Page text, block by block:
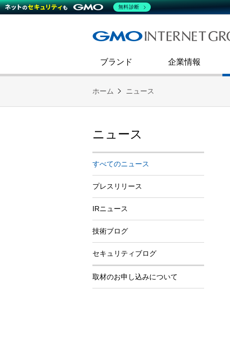
ブランド
企業情報
会社概要
技術ブログ
インターネットセキュリティ事業
コミュニケーション
ダイバーシティ＆インクルージ
熊谷正寿が語るグループ成長戦略
財務・業績
第二新卒採用
ホーム ニュース
ニュース
すべてのニュース
プレスリリース
IRニュース
技術ブログ
セキュリティブログ
取材のお申し込みについて
無料診断